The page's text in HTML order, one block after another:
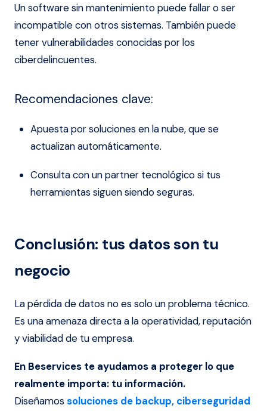
Un software sin mantenimiento puede fallar o ser
incompatible con otros sistemas. También puede
tener vulnerabilidades conocidas por los
ciberdelincuentes.
Recomendaciones clave:
Apuesta por soluciones en la nube, que se
actualizan automáticamente.
Consulta con un partner tecnológico si tus
herramientas siguen siendo seguras.
Conclusión: tus datos son tu
negocio
La pérdida de datos no es solo un problema técnico.
Es una amenaza directa a la operatividad, reputación
y viabilidad de tu empresa.
En Beservices te ayudamos a proteger lo que
realmente importa: tu información.
Diseñamos soluciones de backup, ciberseguridad